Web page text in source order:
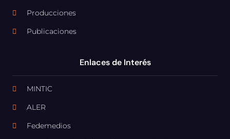
Producciones
Publicaciones
Enlaces de Interés
MINTIC
ALER
Fedemedios